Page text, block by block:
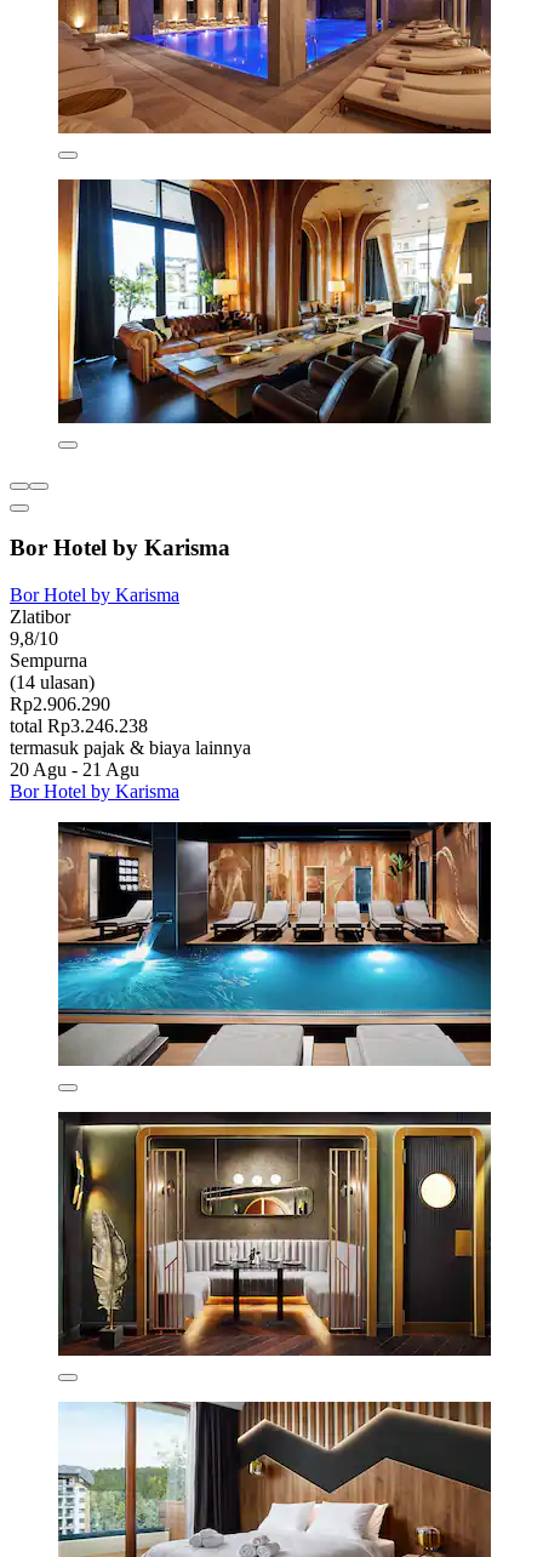
Bor Hotel by Karisma
Bor Hotel by Karisma
Zlatibor
9,8/10
Sempurna
(14 ulasan)
Rp2.906.290
total Rp3.246.238
termasuk pajak & biaya lainnya
20 Agu - 21 Agu
Bor Hotel by Karisma